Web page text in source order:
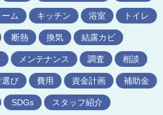
ーム キッチン 浴室 トイレ
断熱 換気 結露カビ
メンテナンス 調査 相談
選び 費用 資金計画 補助金
SDGs スタッフ紹介